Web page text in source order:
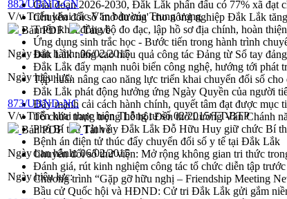
Giai đoạn 2026-2030, Đắk Lắk phấn đấu có 77% xã đạt
Chuyển đổi số 'mở đường' cho nông nghiệp Đắk Lắk
Triển khai đồng bộ đo đạc, lập hồ sơ địa chính, hoàn
Ứng dụng sinh trắc học - Bước tiến trong hành trình
Đắk Lắk nâng cao hiệu quả công tác Đảng từ Sổ tay
Đắk Lắk đẩy mạnh nuôi biển công nghệ, hướng tới phát
Tập huấn nâng cao năng lực triển khai chuyển đổi số
Đắk Lắk phát động hưởng ứng Ngày Quyền của người
Đẩy mạnh cải cách hành chính, quyết tâm đạt được mục
Tổ chức trang trọng Lễ hội Đền thờ Lương Văn Chánh
Phó Bí thư Tỉnh ủy Đắk Lắk Đỗ Hữu Huy giữ chức Bí
Bệnh án điện tử thúc đẩy chuyển đổi số y tế tại Đắk Lắk
Chuyển đổi số thư viện: Mở rộng không gian tri thức
Đánh giá, rút kinh nghiệm công tác tổ chức diễn tập
Chương trình “Gặp gỡ hữu nghị – Friendship Meeting
Bầu cử Quốc hội và HĐND: Cử tri Đắk Lắk gửi gắm
882/UBND-CN
V/v Triển khai các Văn bản của Trung ương
Bản PDF
Tải về
Ngày ban hành:06/02/2015
Ngày hiệu lực:
873/UBND-NC
V/v Triển khai thực hiện Thông tư số 02/2015/TT-BTP
Bản PDF
Tải về
Ngày ban hành:06/02/2015
Ngày hiệu lực: